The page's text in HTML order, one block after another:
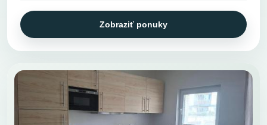
Zobraziť ponuky